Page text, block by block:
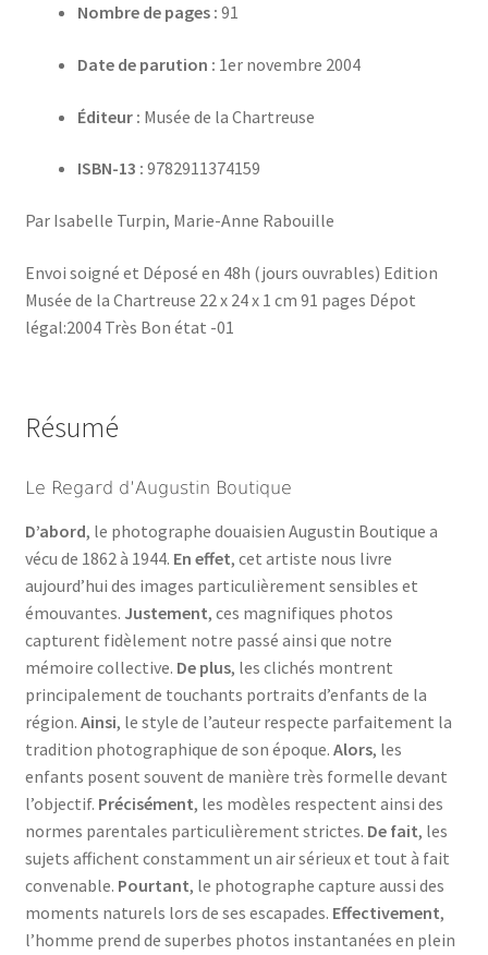
Nombre de pages : 91
Date de parution : 1er novembre 2004
Éditeur : Musée de la Chartreuse
ISBN-13 : 9782911374159
Par Isabelle Turpin, Marie-Anne Rabouille
Envoi soigné et Déposé en 48h (jours ouvrables) Edition
Musée de la Chartreuse 22 x 24 x 1 cm 91 pages Dépot
légal:2004 Très Bon état -01
Résumé
Le Regard d’Augustin Boutique
D’abord, le photographe douaisien Augustin Boutique a
vécu de 1862 à 1944. En effet, cet artiste nous livre
aujourd’hui des images particulièrement sensibles et
émouvantes. Justement, ces magnifiques photos
capturent fidèlement notre passé ainsi que notre
mémoire collective. De plus, les clichés montrent
principalement de touchants portraits d’enfants de la
région. Ainsi, le style de l’auteur respecte parfaitement la
tradition photographique de son époque. Alors, les
enfants posent souvent de manière très formelle devant
l’objectif. Précisément, les modèles respectent ainsi des
normes parentales particulièrement strictes. De fait, les
sujets affichent constamment un air sérieux et tout à fait
convenable. Pourtant, le photographe capture aussi des
moments naturels lors de ses escapades. Effectivement,
l’homme prend de superbes photos instantanées en plein